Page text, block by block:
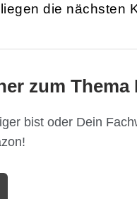
die nächsten
zum
bist oder Dein